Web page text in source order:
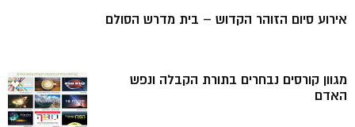
אירוע סיום הזוהר הקדוש – בית מדרש הסולם
מגוון קורסים נבחרים בתורת הקבלה ונפש
האדם